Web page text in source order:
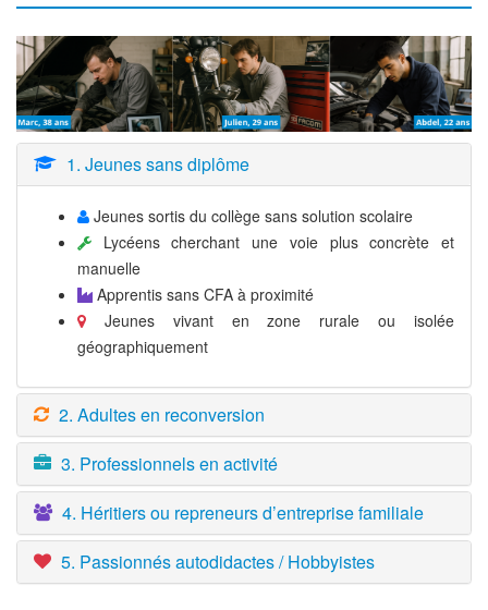
1. Jeunes sans diplôme
Jeunes sortis du collège sans solution scolaire
Lycéens cherchant une voie plus concrète et
manuelle
Apprentis sans CFA à proximité
Jeunes vivant en zone rurale ou isolée
géographiquement
2. Adultes en reconversion
3. Professionnels en activité
4. Héritiers ou repreneurs d’entreprise familiale
5. Passionnés autodidactes / Hobbyistes